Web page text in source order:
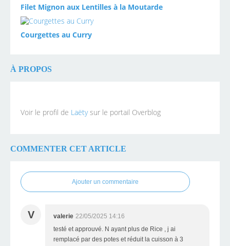
Filet Mignon aux Lentilles à la Moutarde
Courgettes au Curry
À PROPOS
Voir le profil de Laëtysur le portail Overblog
COMMENTER CET ARTICLE
Ajouter un commentaire
V valerie 22/05/2025 14:16
testé et approuvé. N ayant plus de Rice , j ai
remplacé par des potes et réduit la cuisson à 3